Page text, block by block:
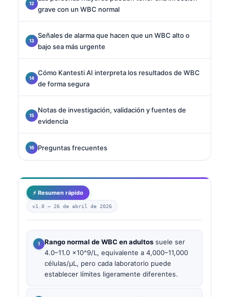
grave con un WBC normal
Señales de alarma que hacen que un WBC alto o
bajo sea más urgente
Cómo Kantesti AI interpreta los resultados de WBC
de forma segura
Notas de investigación, validación y fuentes de
evidencia
Preguntas frecuentes
⚡ Resumen rápido
v1.0 — 26 de abril de 2026
Rango normal de WBC en adultos suele ser
4.0–11.0 ×10^9/L, equivalente a 4,000–11,000
células/µL, pero cada laboratorio puede
establecer límites ligeramente diferentes.